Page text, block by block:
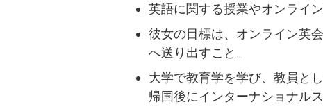
英語に関する授業やオンライ
彼女の目標は、オンライン英
へ送り出すこと。
大学で教育学を学び、教員と
帰国後にインターナショナル